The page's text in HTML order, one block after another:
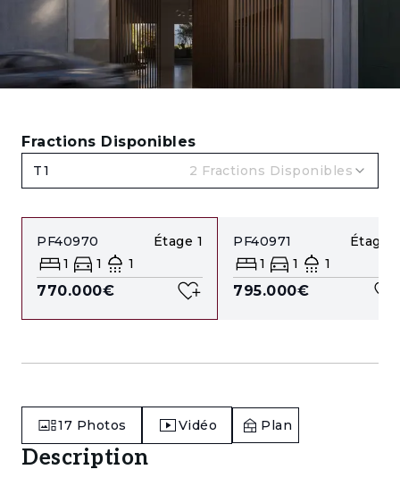
Fractions Disponibles
T1 2 Fractions Disponibles
PF40970 Étage 1
1
1 1
770.000€
PF40971 Étage
1
1 1
795.000€
17 Photos Vidéo Plan
Description